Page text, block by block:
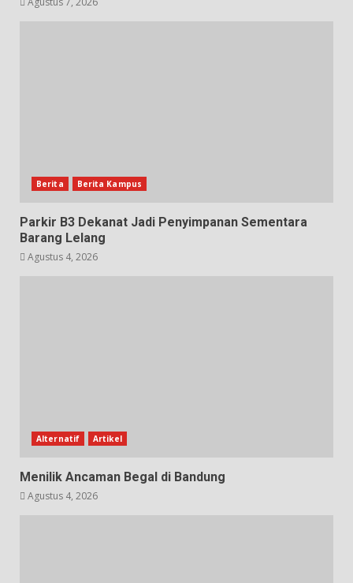
Berita Berita Kampus
Parkir B3 Dekanat Jadi Penyimpanan Sementara
Barang Lelang
Agustus 4, 2026
Alternatif Artikel
Menilik Ancaman Begal di Bandung
Agustus 4, 2026